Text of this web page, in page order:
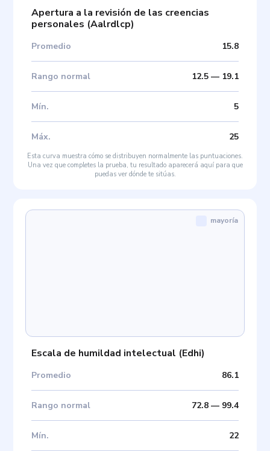
Apertura a la revisión de las creencias
personales (Aalrdlcp)
Promedio 15.8
Rango normal 12.5— 19.1
Mín. 5
Máx. 25
Esta curva muestra cómo se distribuyen normalmente las puntuaciones.
Una vez que completes la prueba, tu resultado aparecerá aquí para que
puedas ver dónde te sitúas.
Escala de humildad intelectual (Edhi)
Promedio 86.1
Rango normal 72.8— 99.4
Mín. 22
mayoría